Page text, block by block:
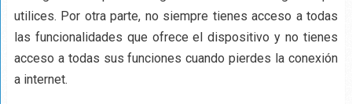
utilices. Por otra parte, no siempre tienes acceso a todas
las funcionalidades que ofrece el dispositivo y no tienes
acceso a todas sus funciones cuando pierdes la conexión
a internet.